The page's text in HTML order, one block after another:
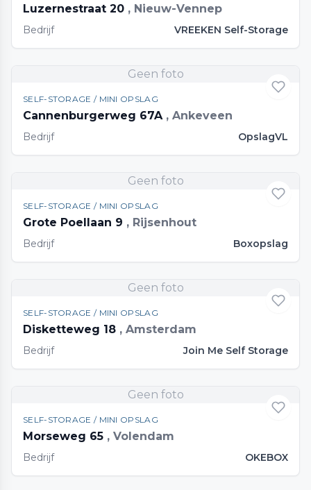
Luzernestraat 20 , Nieuw-Vennep
Bedrijf VREEKEN Self-Storage
Geen foto
SELF-STORAGE / MINI OPSLAG
Cannenburgerweg 67A , Ankeveen
Bedrijf OpslagVL
Geen foto
SELF-STORAGE / MINI OPSLAG
Grote Poellaan 9 , Rijsenhout
Bedrijf Boxopslag
Geen foto
SELF-STORAGE / MINI OPSLAG
Disketteweg 18 , Amsterdam
Bedrijf Join Me Self Storage
Geen foto
SELF-STORAGE / MINI OPSLAG
Morseweg 65 , Volendam
Bedrijf OKEBOX